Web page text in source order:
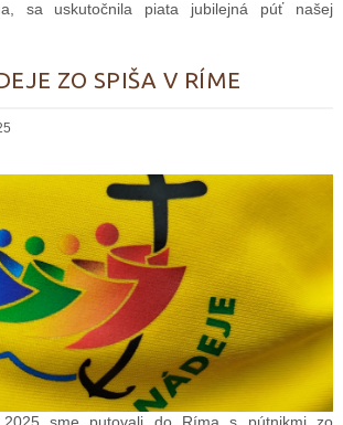
sa uskutočnila piata jubilejná púť našej
ZO SPIŠA V RÍME